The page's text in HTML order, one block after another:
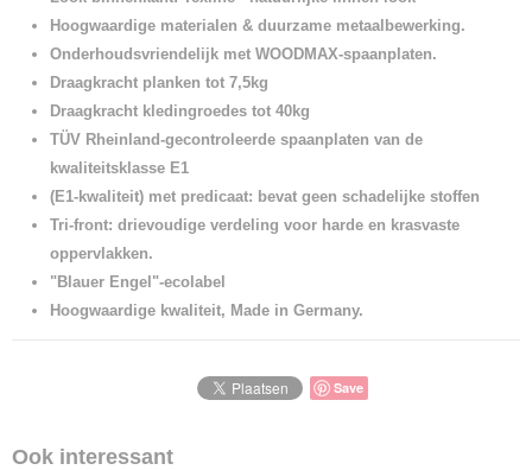
Hoogwaardige materialen & duurzame metaalbewerking.
Onderhoudsvriendelijk met WOODMAX-spaanplaten.
Draagkracht planken tot 7,5kg
Draagkracht kledingroedes tot 40kg
TÜV Rheinland-gecontroleerde spaanplaten van de
kwaliteitsklasse E1
(E1-kwaliteit) met predicaat: bevat geen schadelijke stoffen
Tri-front: drievoudige verdeling voor harde en krasvaste
oppervlakken.
"Blauer Engel"-ecolabel
Hoogwaardige kwaliteit, Made in Germany.
Save
Ook interessant